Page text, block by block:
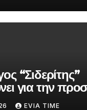
“Σιδερίτης”
για την
δεδομένων
EVIA TIME